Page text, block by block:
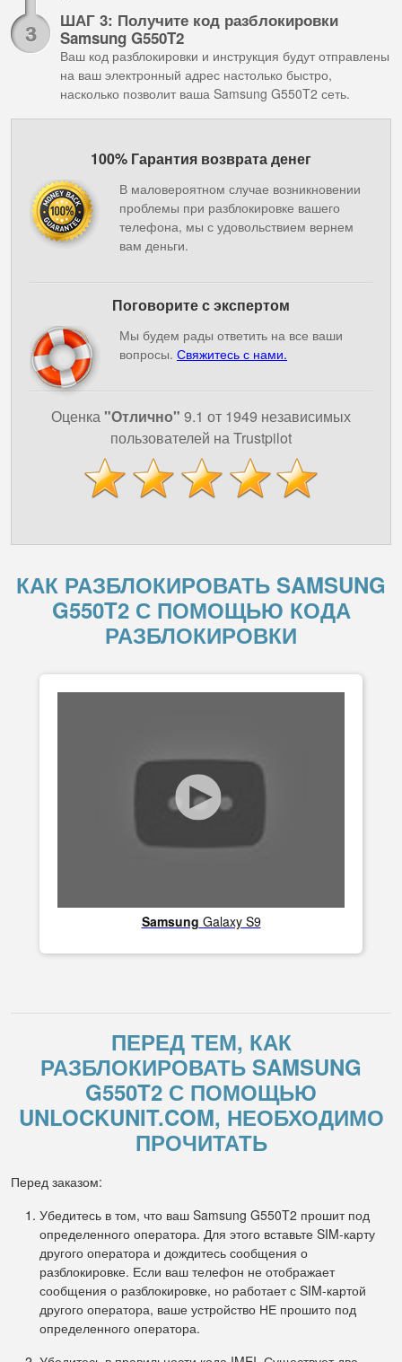
ШАГ 3: Получите код разблокировки
Samsung G550T2
Ваш код разблокировки и инструкция будут отправлены
на ваш электронный адрес настолько быстро,
насколько позволит ваша Samsung G550T2 сеть.
100% Гарантия возврата денег
В маловероятном случае возникновении
проблемы при разблокировке вашего
телефона, мы с удовольствием вернем
вам деньги.
Поговорите с экспертом
Мы будем рады ответить на все ваши
вопросы. Свяжитесь с нами.
Оценка"Отлично" 9.1 от 1949 независимых
пользователей на Trustpilot
КАК РАЗБЛОКИРОВАТЬ SAMSUNG
G550T2 С ПОМОЩЬЮ КОДА
РАЗБЛОКИРОВКИ
Samsung Galaxy S9
ПЕРЕД ТЕМ, КАК
РАЗБЛОКИРОВАТЬ SAMSUNG
G550T2 С ПОМОЩЬЮ
UNLOCKUNIT.COM, НЕОБХОДИМО
ПРОЧИТАТЬ
Перед заказом:
Убедитесь в том, что ваш Samsung G550T2 прошит под
определенного оператора. Для этого вставьте SIM-карту
другого оператора и дождитесь сообщения о
разблокировке. Если ваш телефон не отображает
сообщения о разблокировке, но работает с SIM-картой
другого оператора, ваше устройство НЕ прошито под
определенного оператора.